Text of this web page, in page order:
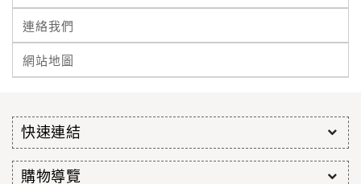
連絡我們
網站地圖
快速連結
購物導覽